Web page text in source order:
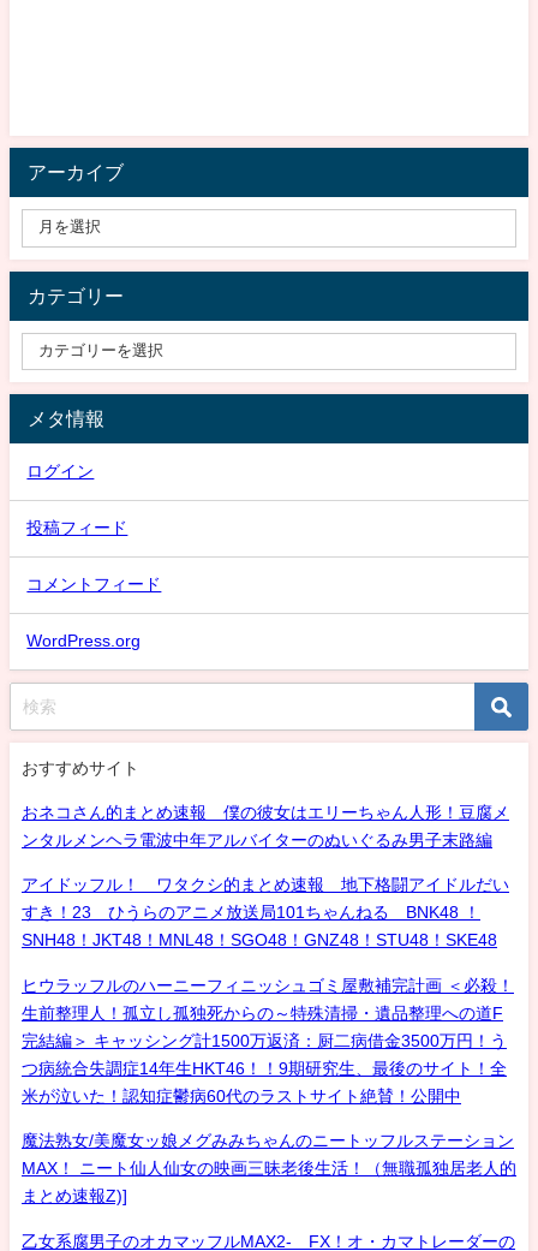
アーカイブ
カテゴリー
メタ情報
ログイン
投稿フィード
コメントフィード
WordPress.org
おすすめサイト
おネコさん的まとめ速報 僕の彼女はエリーちゃん人形！豆腐メ
ンタルメンヘラ電波中年アルバイターのぬいぐるみ男子末路編
アイドッフル！ ワタクシ的まとめ速報 地下格闘アイドルだい
すき！23 ひうらのアニメ放送局101ちゃんねる BNK48 ！
SNH48！JKT48！MNL48！SGO48！GNZ48！STU48！SKE48
ヒウラッフルのハーニーフィニッシュゴミ屋敷補完計画 ＜必殺！
生前整理人！孤立し孤独死からの～特殊清掃・遺品整理への道F
完結編＞ キャッシング計1500万返済：厨二病借金3500万円！う
つ病統合失調症14年生HKT46！！9期研究生、最後のサイト！全
米が泣いた！認知症鬱病60代のラストサイト絶賛！公開中
魔法熟女/美魔女ッ娘メグみみちゃんのニートッフルステーション
MAX！ ニート仙人仙女の映画三昧老後生活！（無職孤独居老人的
まとめ速報Z)]
乙女系腐男子のオカマッフルMAX2- FX！オ・カマトレーダーの